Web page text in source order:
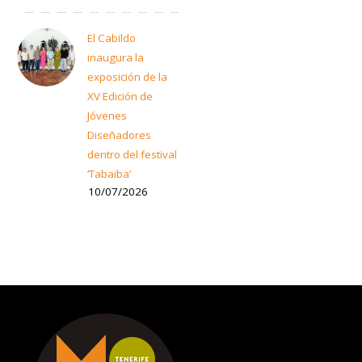
El Cabildo
inaugura la
exposición de la
XV Edición de
Jóvenes
Diseñadores
dentro del festival
‘Tabaiba’
10/07/2026